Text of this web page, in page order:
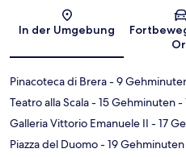
In der Umgebung
Pinacoteca di Brera- 9
Teatro alla Scala- 15 Gehminuten-
Galleria Vittorio Emanuele II - 17
Piazza del Duomo- 19 Gehminuten